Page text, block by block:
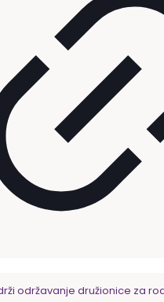
održavanje družionice za